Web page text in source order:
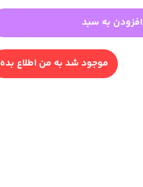
افزودن به سبد
موجود شد به من اطلاع بده